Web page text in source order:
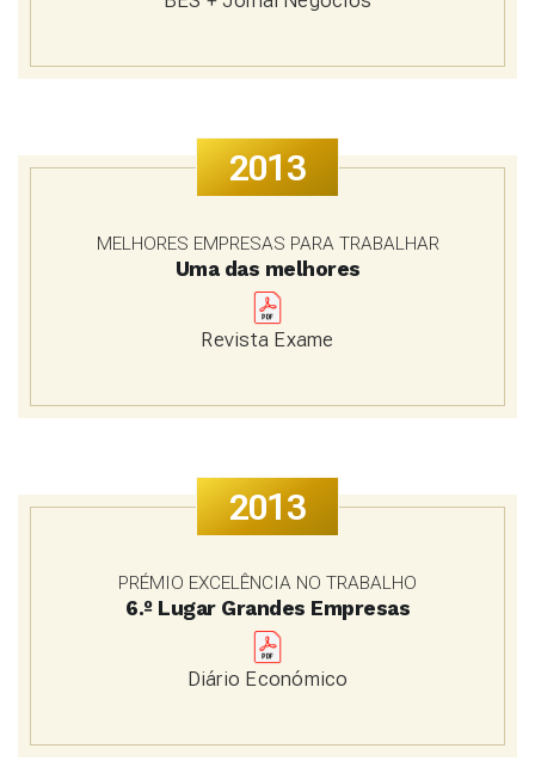
2013
MELHORES EMPRESAS PARA TRABALHAR
Uma das melhores
Revista Exame
2013
PRÉMIO EXCELÊNCIA NO TRABALHO
6.º Lugar Grandes Empresas
Diário Económico